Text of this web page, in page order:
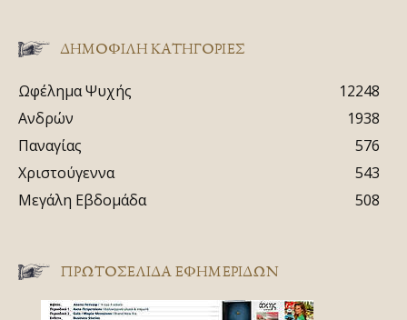
ΔΗΜΟΦΙΛΗ ΚΑΤΗΓΟΡΙΕΣ
Ωφέλημα Ψυχής
12248
Ανδρών
1938
Παναγίας
576
Χριστούγεννα
543
Μεγάλη Εβδομάδα
508
ΠΡΩΤΟΣΈΛΙΔΑ ΕΦΗΜΕΡΊΔΩΝ